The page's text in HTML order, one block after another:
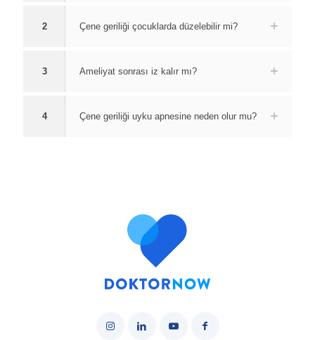
2 Çene geriliği çocuklarda düzelebilir mi?
3 Ameliyat sonrası iz kalır mı?
4 Çene geriliği uyku apnesine neden olur mu?